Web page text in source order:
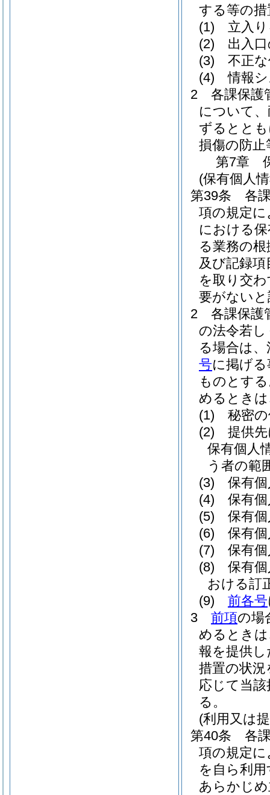
する等の
(1)
立入
(2)
出入
(3)
不正
(4)
情報
2
各課保護
について
ずるとと
損傷の防
第7章
(保有個人
第39条
各
項の規定
における
る業務の
及び記録
を取り交
要がない
2
各課保護
の法令若し
る場合は
号に掲げ
ものとす
めるとき
(1)
秘密
(2)
提供
保有個人
う者の範
(3)
保有
(4)
保有
(5)
保有
(6)
保有
(7)
保有
(8)
保有
おける訂
(9)
前各号
3
前項の場
めるとき
報を提供
措置の状
応じて当
る。
(利用又は
第40条
各
項の規定
を自ら利
あらかじ